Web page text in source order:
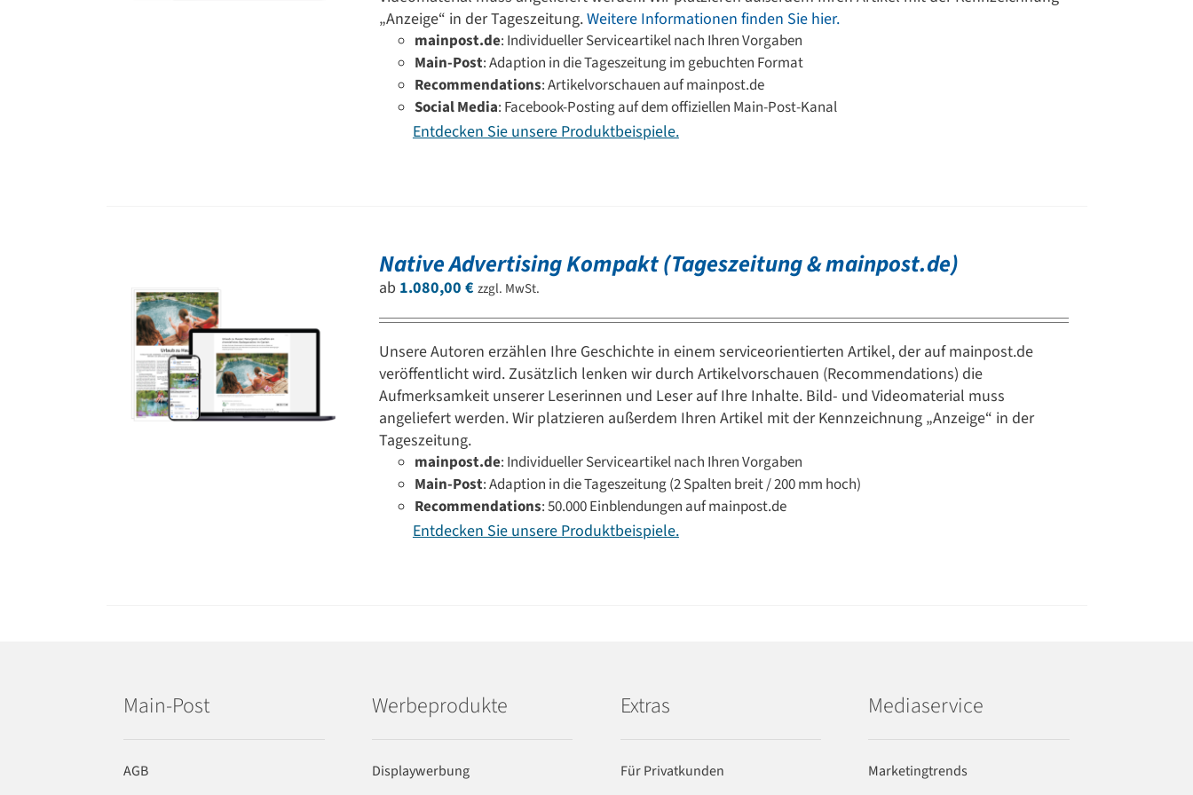
„Anzeige“ in der Tageszeitung.Weitere Informationen finden Sie hier.
mainpost.de: Individueller Serviceartikel nach Ihren Vorgaben
Main-Post: Adaption in die Tageszeitung im gebuchten Format
Recommendations: Artikelvorschauen auf mainpost.de
Social Media: Facebook-Posting auf dem offiziellen Main-Post-Kanal
Entdecken Sie unsere Produktbeispiele.
Native Advertising Kompakt (Tageszeitung & mainpost.de)
ab 1.080,00€ zzgl. MwSt.
Unsere Autoren erzählen Ihre Geschichte in einem serviceorientierten Artikel, der auf mainpost.de
veröffentlicht wird. Zusätzlich lenken wir durch Artikelvorschauen (Recommendations) die
Aufmerksamkeit unserer Leserinnen und Leser auf Ihre Inhalte. Bild- und Videomaterial muss
angeliefert werden. Wir platzieren außerdem Ihren Artikel mit der Kennzeichnung „Anzeige“ in der
Tageszeitung.
mainpost.de: Individueller Serviceartikel nach Ihren Vorgaben
Main-Post: Adaption in die Tageszeitung (2 Spalten breit / 200 mm hoch)
Recommendations: 50.000 Einblendungen auf mainpost.de
Entdecken Sie unsere Produktbeispiele.
Main-Post
AGB
Werbeprodukte
Displaywerbung
Extras
Für Privatkunden
Mediaservice
Marketingtrends